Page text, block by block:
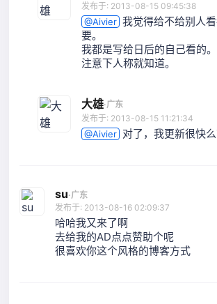
发布于: 2013-08-15 09:45:38
@Aivier 我觉得给不给别人
要。
我都是写给日后的自己看的。
注意下人称就知道。
大雄·广东
发布于: 2013-08-15 11:21:34
@Aivier 对了，我更新很快么
su·广东
发布于: 2013-08-16 02:09:37
哈哈我又来了啊
去给我的AD点点赞助个呢
很喜欢你这个风格的博客方式